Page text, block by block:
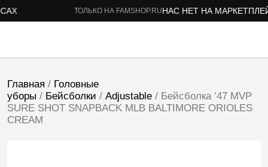
ТОЛЬКО НА FAMSHOP.RUНАС НЕТ НА
Главная / Головные
уборы / Бейсболки / Adjustable/ Бейсболка ’47 MVP
SURE SHOT SNAPBACK MLB BALTIMORE ORIOLES
CREAM